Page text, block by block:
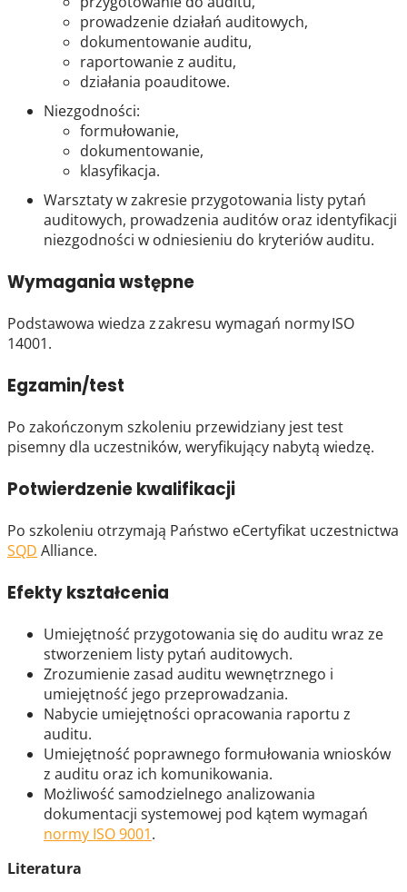
prowadzenie działań auditowych,
dokumentowanie auditu,
raportowanie z auditu,
działania poauditowe.
Niezgodności:
formułowanie,
dokumentowanie,
klasyfikacja.
Warsztaty w zakresie przygotowania listy pytań
auditowych, prowadzenia auditów oraz identyfikacji
niezgodności w odniesieniu do kryteriów auditu.
Wymagania wstępne
Podstawowa wiedza z zakresu wymagań normy ISO
14001.
Egzamin/test
Po zakończonym szkoleniu przewidziany jest test
pisemny dla uczestników, weryfikujący nabytą wiedzę.
Potwierdzenie kwalifikacji
Po szkoleniu otrzymają Państwo eCertyfikat uczestnictwa
SQD Alliance.
Efekty kształcenia
Umiejętność przygotowania się do auditu wraz ze
stworzeniem listy pytań auditowych.
Zrozumienie zasad auditu wewnętrznego i
umiejętność jego przeprowadzania.
Nabycie umiejętności opracowania raportu z
auditu.
Umiejętność poprawnego formułowania wniosków
z auditu oraz ich komunikowania.
Możliwość samodzielnego analizowania
dokumentacji systemowej pod kątem wymagań
normy ISO 9001.
Literatura